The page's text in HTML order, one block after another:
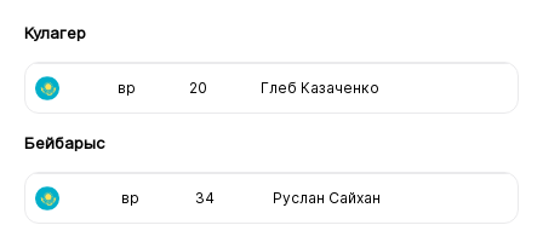
Кулагер
вр 20 Глеб Казаченко
Бейбарыс
вр 34 Руслан Сайхан